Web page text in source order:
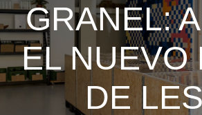
GRANEL:
EL NUEVO
DE